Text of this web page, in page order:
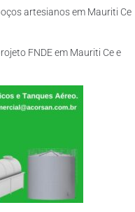
artesianos em Mauriti Ce
FNDE em Mauriti Ce e